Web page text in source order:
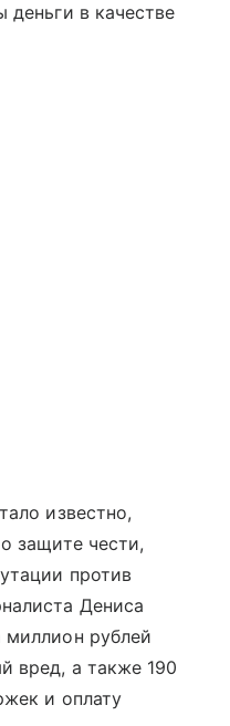
деньги в качестве
известно,
защите чести,
против
Дениса
миллион рублей
вред, а также 190
и оплату